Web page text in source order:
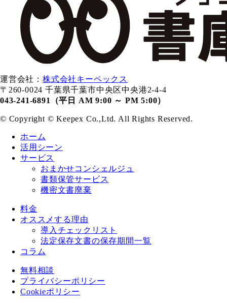
運営会社： 株式会社キーペックス
〒260-0024 千葉県千葉市中央区中央港2-4-4
043-241-6891（平日 AM 9:00 ～ PM 5:00）
© Copyright ©️ Keepex Co.,Ltd. All Rights Reserved.
ホーム
活用シーン
サービス
おまかせコンシェルジュ
書類保管サービス
機密文書廃棄
料金
オススメする理由
導入チェックリスト
法定保存文書の保存期間一覧
コラム
無料相談
プライバシーポリシー
Cookieポリシー